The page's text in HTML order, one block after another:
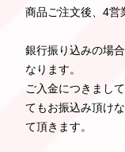
商品ご注文後、4営
銀行振り込みの場
なります。
ご入金につきまし
てもお振込み頂け
て頂きます。